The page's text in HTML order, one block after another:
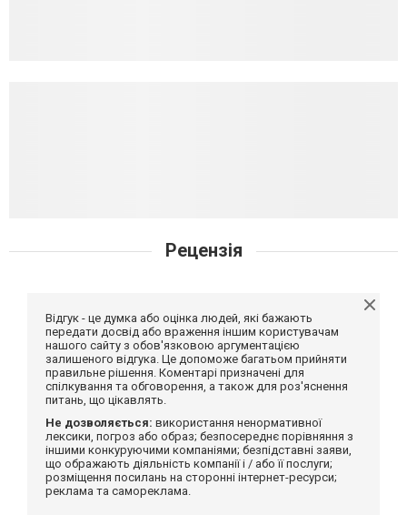
Рецензія
Відгук - це думка або оцінка людей, які бажають
передати досвід або враження іншим користувачам
нашого сайту з обов'язковою аргументацією
залишеного відгука. Це допоможе багатьом прийняти
правильне рішення. Коментарі призначені для
спілкування та обговорення, а також для роз'яснення
питань, що цікавлять.
Не дозволяється: використання ненормативної
лексики, погроз або образ; безпосереднє порівняння з
іншими конкуруючими компаніями; безпідставні заяви,
що ображають діяльність компанії і / або її послуги;
розміщення посилань на сторонні інтернет-ресурси;
реклама та самореклама.